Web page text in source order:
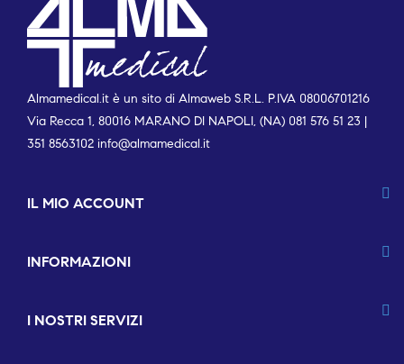
Almamedical.it è un sito di Almaweb S.R.L. P.IVA 08006701216
Via Recca 1, 80016 MARANO DI NAPOLI, (NA) 081 576 51 23 |
351 8563102 info@almamedical.it
IL MIO ACCOUNT
INFORMAZIONI
I NOSTRI SERVIZI